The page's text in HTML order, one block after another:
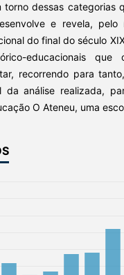
torno dessas categorias
e revela, pelo
do final do século
educacionais
recorrendo para
da análise realizada,
O Ateneu, uma